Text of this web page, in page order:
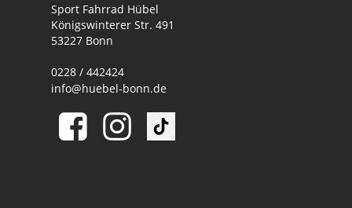
Sport Fahrrad Hübel
Königswinterer Str. 491
53227 Bonn
0228 / 442424
info@huebel-bonn.de